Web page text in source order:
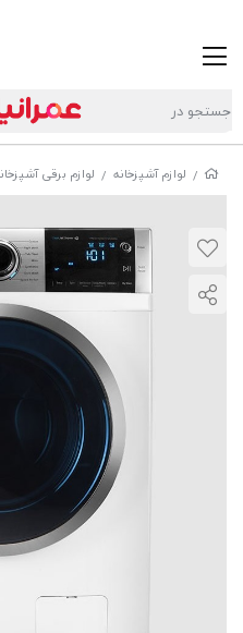
/ لوازم آشپزخانه / لوازم برقی